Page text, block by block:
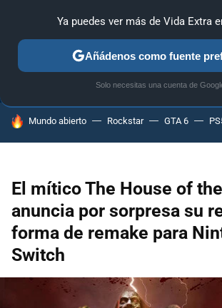
ANÁLISIS GUÍAS Y TRUCOS PC
HOY SE HABLA DE
Mundo abierto Rockstar GTA 6
El mítico The House of
anuncia por sorpresa su
forma de remake para
Switch
Ya puedes ver más de Vida Extra
Añádenos como fuente
Solo necesitas una cuenta de